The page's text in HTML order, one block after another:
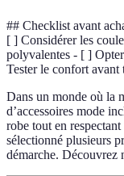
## Checklist avant
[ ] Considérer les
polyvalentes - [ ]
Tester le confort
Dans un monde où la
d’accessoires mode
robe tout en
sélectionné plusieurs
démarche. Découvrez